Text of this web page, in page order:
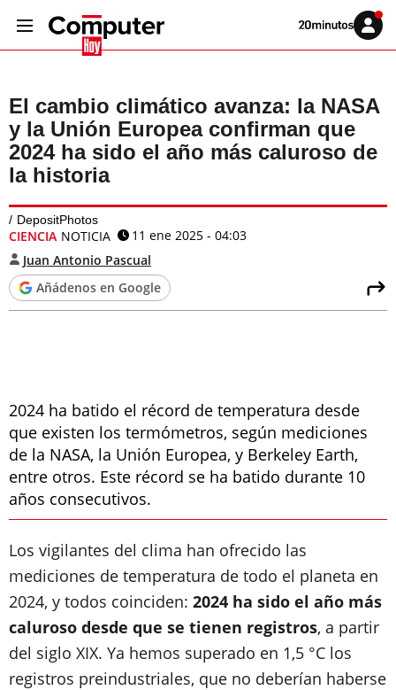
Volver
Iniciar
sesión
El cambio climático avanza: la NASA
y la Unión Europea confirman que
2024 ha sido el año más caluroso de
la historia
DepositPhotos
CIENCIA NOTICIA
11 ene 2025 - 04:03
Juan Antonio Pascual
Añádenos en Google
2024 ha batido el récord de temperatura desde
que existen los termómetros, según mediciones
de la NASA, la Unión Europea, y Berkeley Earth,
entre otros. Este récord se ha batido durante 10
años consecutivos.
Los vigilantes del clima han ofrecido las
mediciones de temperatura de todo el planeta en
2024, y todos coinciden: 2024 ha sido el año más
caluroso desde que se tienen registros, a partir
del siglo XIX. Ya hemos superado en 1,5 °C los
registros preindustriales, que no deberían haberse